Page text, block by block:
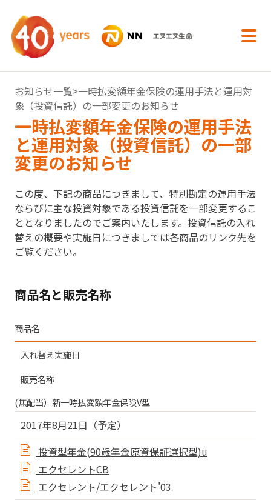
お知らせ一覧>一時払変額年金保険の運用手法と運用対
象（投資信託）の一部変更のお知らせ
一時払変額年金保険の運用手法
と運用対象（投資信託）の一部
変更のお知らせ
この度、下記の商品につきまして、特別勘定の運用手法
ならびに主な投資対象である投資信託を一部変更するこ
ととなりましたのでご案内いたします。投資信託の入れ
替えの概要や実施日につきましては各商品のリンク先を
ご覧ください。
商品名と販売名称
商品名
入れ替え実施日
販売名称
(無配当）新一時払変額年金保険V型
2017年8月21日（予定）
投資型年金(90歳年金原資保証選択型)u
エクセレントCB
エクセレント/エクセレント'03